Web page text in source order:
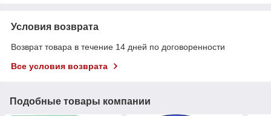
Условия возврата
Возврат товара в течение 14 дней по договоренности
Все условия возврата
Подобные товары компании